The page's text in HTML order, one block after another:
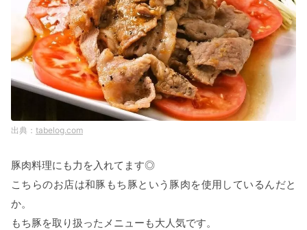
tabelog.com
豚肉料理にも力を入れてます◎
こちらのお店は和豚もち豚という豚肉を使用しているんだと
か。
もち豚を取り扱ったメニューも大人気です。